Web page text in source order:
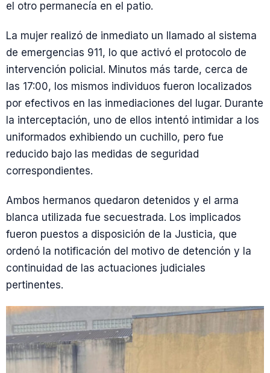
el otro permanecía en el patio.
La mujer realizó de inmediato un llamado al sistema
de emergencias 911, lo que activó el protocolo de
intervención policial. Minutos más tarde, cerca de
las 17:00, los mismos individuos fueron localizados
por efectivos en las inmediaciones del lugar. Durante
la interceptación, uno de ellos intentó intimidar a los
uniformados exhibiendo un cuchillo, pero fue
reducido bajo las medidas de seguridad
correspondientes.
Ambos hermanos quedaron detenidos y el arma
blanca utilizada fue secuestrada. Los implicados
fueron puestos a disposición de la Justicia, que
ordenó la notificación del motivo de detención y la
continuidad de las actuaciones judiciales
pertinentes.